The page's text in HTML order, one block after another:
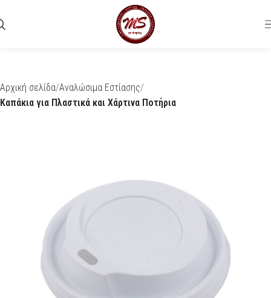
Αρχική σελίδα Αναλώσιμα Εστίασης
Καπάκια για Πλαστικά και Χάρτινα Ποτήρια